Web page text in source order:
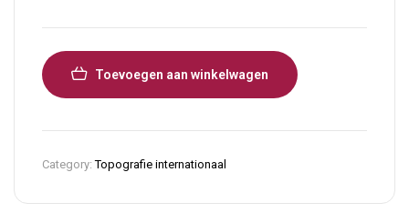
Toevoegen aan winkelwagen
Category:Topografie internationaal